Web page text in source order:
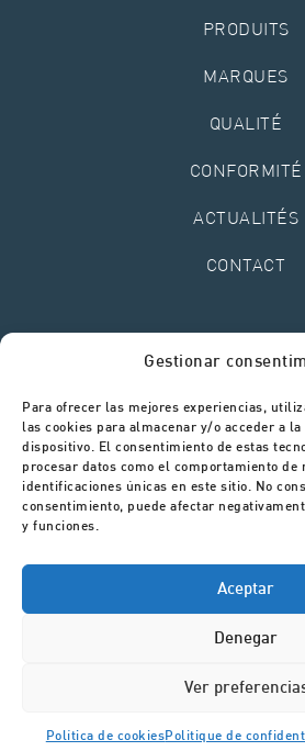
Gestionar
Para ofrecer las mejores experiencias,
las cookies para almacenar y/o acceder a
dispositivo. El consentimiento de estas
procesar datos como el comportamiento de
identificaciones únicas en este sitio. No
consentimiento, puede afectar
y funciones.
Aceptar
Denegar
Ver
Política de cookiesPolitique de
PRODUITS
MARQUES
QUALITÉ
CONFORMITÉ
ACTUALITÉS
CONTACT
Politique de
Canal de